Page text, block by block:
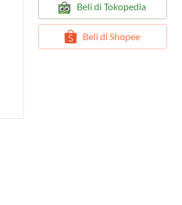
` Beli di Tokopedia
` Beli di Shopee